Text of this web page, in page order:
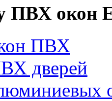
ПВХ окон
ПВХ
дверей